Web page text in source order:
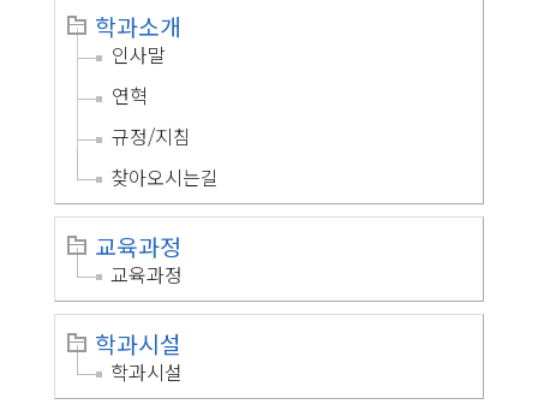
학과소개
인사말
연혁
규정/지침
찾아오시는길
교육과정
교육과정
학과시설
학과시설